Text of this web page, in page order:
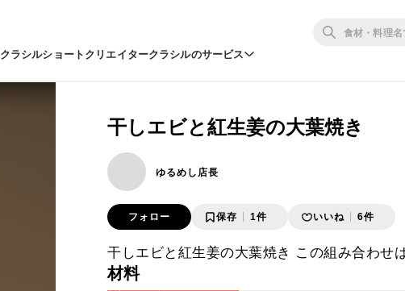
クラシルショートクリエイタークラシルのサービス
干しエビと紅生姜の大葉焼き
ゆるめし店長
フォロー 保存 1件 いいね 6件
干しエビと紅生姜の大葉焼き この組み合わせ
材料